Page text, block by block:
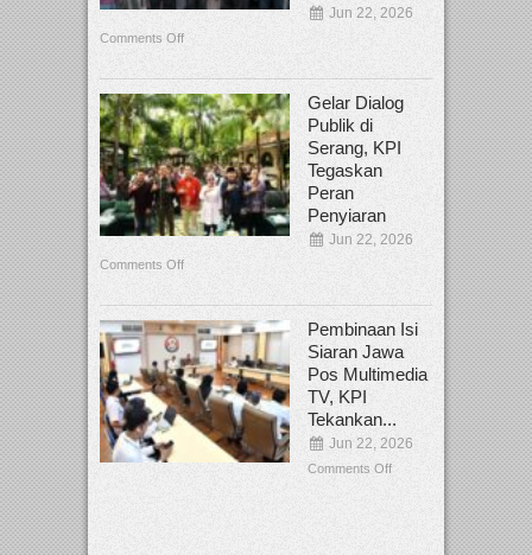
Jun 22, 2026
Comments Off
Gelar Dialog
Publik di
Serang, KPI
Tegaskan
Peran
Penyiaran
Jun 22, 2026
Comments Off
Pembinaan Isi
Siaran Jawa
Pos Multimedia
TV, KPI
Tekankan...
Jun 22, 2026
Comments Off